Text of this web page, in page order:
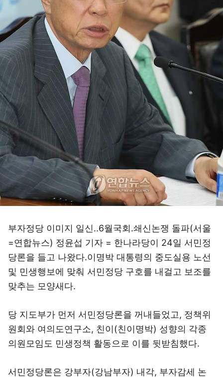
부자정당 이미지 일신..6월국회.쇄신논쟁 돌파(서울
=연합뉴스) 정윤섭 기자 = 한나라당이 24일 서민정
당론을 들고 나왔다.이명박 대통령의 중도실용 노선
및 민생행보에 맞춰 서민정당 구호를 내걸고 보조를
맞추는 모양새다.
당 지도부가 먼저 서민정당론을 꺼내들었고, 정책위
원회와 여의도연구소, 친이(친이명박) 성향의 각종
의원모임도 민생정책 활동으로 이를 뒷받침했다.
서민정당론은 강부자(강남부자) 내각, 부자감세 논